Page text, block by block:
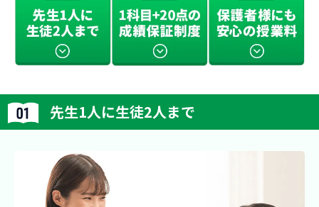
先生1人に生徒2人まで